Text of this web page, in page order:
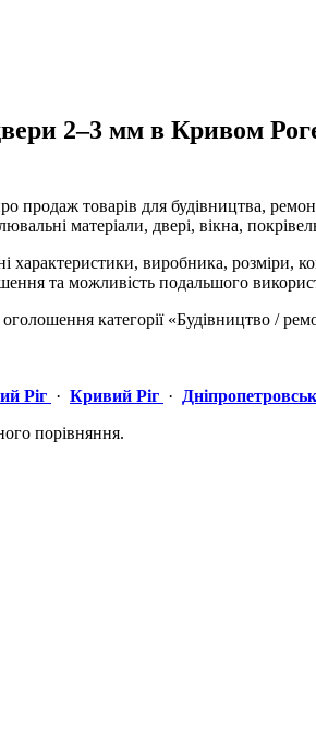
2–3 мм в Кривом
продаж товарів для будівництва,
матеріали, двері, вікна,
виробника, розміри,
та можливість подальшого
категорії «Будівництво /
Ріг · Кривий Ріг ·
порівняння.